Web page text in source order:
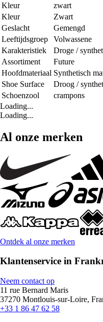
Kleur
zwart
Kleur
Zwart
Geslacht
Gemengd
Leeftijdsgroep
Volwassene
Karakteristiek
Droge /
Assortiment
Future
Hoofdmateriaal Synthetisch
Shoe Surface
Droog /
Schoenzool
crampons
Loading...
Loading...
Al onze merken
Ontdek al onze merken
Klantenservice in
Neem contact op
11 rue Bernard Maris
37270 Montlouis-sur-Loire,
+33 1 86 47 62 58